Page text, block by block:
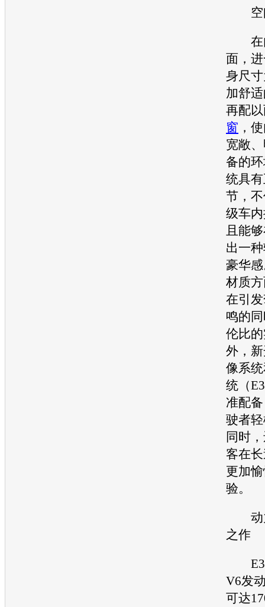
空
在
面，
身尺
加舒
再配
窗 ，
宽敞
备的
统具
节，
级车
且能
出一
豪华
材质
在引
鸣的
伦比
外，
像系
统（
准配
驶者
同时
客在
更加
验。
动
之作
V6发
可达